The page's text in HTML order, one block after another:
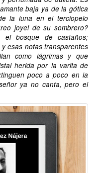
baja ya de la gótica
la luna en el terciopelo
joyel de su sombrero?
bosque de castaños;
esas notas transparentes
como lágrimas y que
herida por la varita de
poco a poco en la
ya no canta, pero el